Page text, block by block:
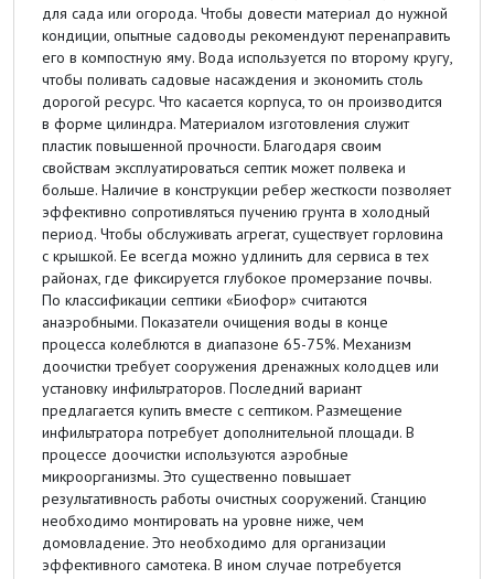
для сада или огорода. Чтобы довести материал до нужной
кондиции, опытные садоводы рекомендуют перенаправить
его в компостную яму. Вода используется по второму кругу,
чтобы поливать садовые насаждения и экономить столь
дорогой ресурс. Что касается корпуса, то он производится
в форме цилиндра. Материалом изготовления служит
пластик повышенной прочности. Благодаря своим
свойствам эксплуатироваться септик может полвека и
больше. Наличие в конструкции ребер жесткости позволяет
эффективно сопротивляться пучению грунта в холодный
период. Чтобы обслуживать агрегат, существует горловина
с крышкой. Ее всегда можно удлинить для сервиса в тех
районах, где фиксируется глубокое промерзание почвы.
По классификации септики «Биофор» считаются
анаэробными. Показатели очищения воды в конце
процесса колеблются в диапазоне 65-75%. Механизм
доочистки требует сооружения дренажных колодцев или
установку инфильтраторов. Последний вариант
предлагается купить вместе с септиком. Размещение
инфильтратора потребует дополнительной площади. В
процессе доочистки используются аэробные
микроорганизмы. Это существенно повышает
результативность работы очистных сооружений. Станцию
необходимо монтировать на уровне ниже, чем
домовладение. Это необходимо для организации
эффективного самотека. В ином случае потребуется